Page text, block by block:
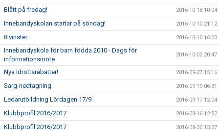
Blått på fredag! 2016-10-18 10:04
Innebandyskolan startar på söndag! 2016-10-10 21:12
8 vinster... 2016-10-10 16:00
Innebandyskola för barn födda 2010 - Dags för
informationsmöte
2016-10-02 20:47
Nya Idrottsrabatter! 2016-09-27 15:16
Sarg-nedtagning 2016-09-19 06:31
Ledarutbildning Lördagen 17/9 2016-09-17 12:04
Klubbprofil 2016/2017 2016-09-16 12:52
Klubbprofil 2016/2017 2016-08-30 15:37